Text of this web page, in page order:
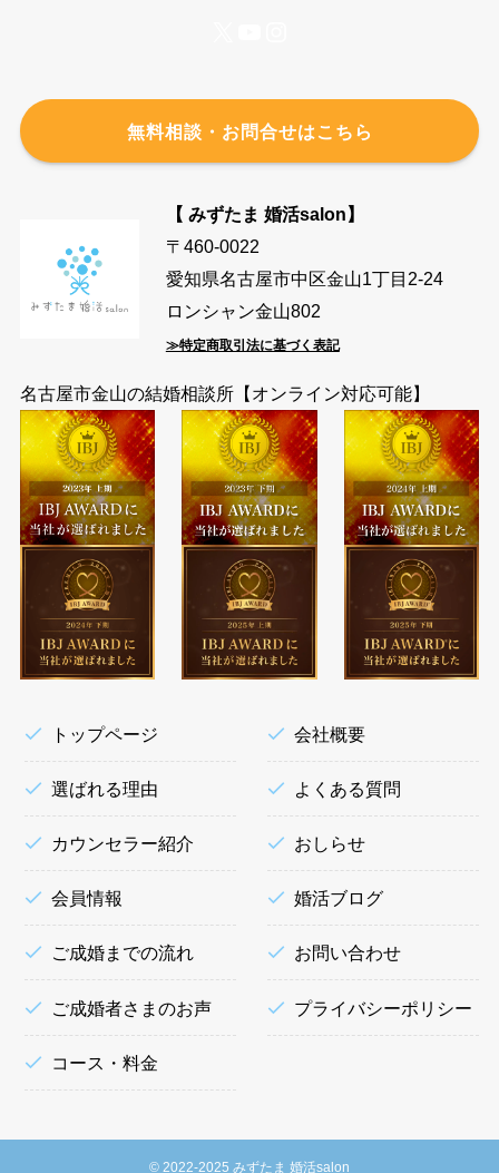
無料相談・お問合せはこちら
【 みずたま 婚活salon】
〒460-0022
愛知県名古屋市中区金山1丁目2-24
ロンシャン金山802
≫特定商取引法に基づく表記
名古屋市金山の結婚相談所【オンライン対応可能】
トップページ
選ばれる理由
カウンセラー紹介
会員情報
ご成婚までの流れ
ご成婚者さまのお声
コース・料金
会社概要
よくある質問
おしらせ
婚活ブログ
お問い合わせ
プライバシーポリシー
© 2022-2025 みずたま 婚活salon